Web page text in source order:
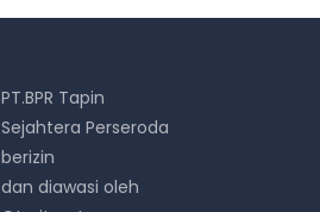
PT.BPR Tapin
Sejahtera Perseroda
berizin
dan diawasi oleh